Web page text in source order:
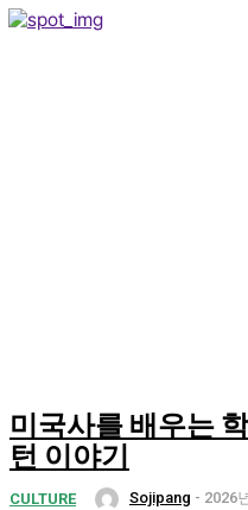
미국사를 배우는
턴 이야기
CULTURE Sojipang - 2026